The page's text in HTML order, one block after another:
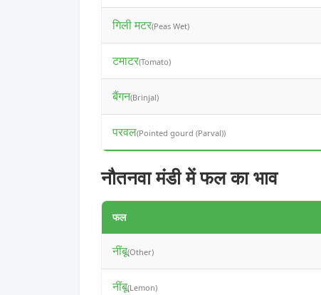
गिली मटर(Peas Wet)
टमाटर(Tomato)
बैंगन(Brinjal)
परवल(Pointed gourd (Parval))
नौतनवा मंडी में फल का भाव
फल
नींबू(Other)
नींबू(Lemon)